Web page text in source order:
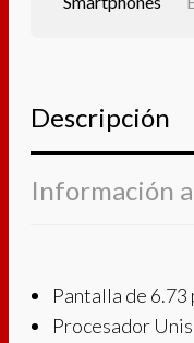
Descripción
Información
Pantalla de 6.73
Procesador